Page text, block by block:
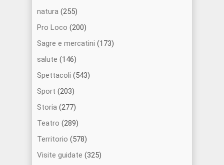
natura (255)
Pro Loco (200)
Sagre e mercatini (173)
salute (146)
Spettacoli (543)
Sport (203)
Storia (277)
Teatro (289)
Territorio (578)
Visite guidate (325)